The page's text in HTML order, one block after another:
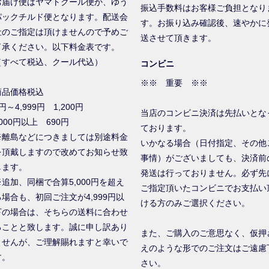
ックチルド便となります。配送会
のご指定は頂けませんので予めご
ください。以下料金表です。
べて税込、クール代込）
品価格税込
～4,999円 1,200円
円以上 690円
島などにつきましては別途料金
頂戴しますので改めてお知らせ致
す。
加、同梱で合算5,000円を超え
場合も、初回ご注文が4,999円以
の場合は、そちらの送料に合わせ
ことと致します。誠に申し訳あり
せんが、ご理解賜れますと幸いで
振込手数料はお客様ご負担となり
す。お振り込み確認後、速やかに
送させて頂きます。
コンビニ
※※ 重要 ※※
当店のコンビニ決済は先払いとな
ております。
いかなる場合（日付指定、その他
事情）がございましても、決済前
発送は行っておりません。必ず先
ご指定頂いたコンビニでお支払い
ける方のみご選択ください。
また、ご購入のご意思なく、仮押
えのような形でのご注文はご遠慮
さい。